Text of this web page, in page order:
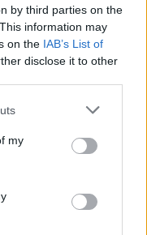
by third parties on the
information may
on the IAB’s List of
disclose it to other
my